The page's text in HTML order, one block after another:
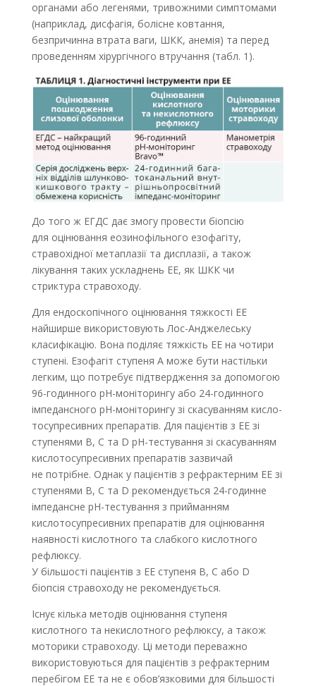
органами або легенями, тривожними симптомами
(наприклад, дисфагія, болісне ковтання,
безпричинна втрата ваги, ШКК, анемія) та перед
проведенням хірургічного втручання (табл. 1).
До того ж ЕГДС дає змогу провести біопсію
для оцінювання еозинофільного езофагіту,
стравохідної метаплазії та дисплазії, а також
лікування таких ускладнень ЕЕ, як ШКК чи
стриктура стравоходу.
Для ендоскопічного оцінювання тяжкості ЕЕ
найширше використовують Лос-Анджелеську
класифікацію. Вона поділяє тяжкість ЕЕ на чотири
ступені. Езофагіт ступеня А може бути настільки
легким, що потребує підтвердження за допомогою
96-годинного pH-моніторингу або 24-годинного
імпедансного pH-моніторингу зі скасуванням кисло­
тосупресивних препаратів. Для пацієнтів з ЕЕ зі
ступенями B, C та D pH-тестування зі скасуванням
кислотосупресивних препаратів зазвичай
не потрібне. Однак у пацієнтів з рефрактерним ЕЕ зі
ступенями B, C та D рекомендується 24-годинне
імпедансне pH-тестування з прийманням
кислотосупресивних препаратів для оцінювання
наявності кислотного та слабкого кислотного
рефлюксу.
У більшості пацієнтів з ЕЕ ступеня B, C або D
біопсія стравоходу не рекомендується.
Існує кілька методів оцінювання ступеня
кислотного та некислотного рефлюксу, а також
моторики стравоходу. Ці методи переважно
використовуються для пацієнтів з рефрактерним
перебігом ЕЕ та не є обов’язковими для більшості